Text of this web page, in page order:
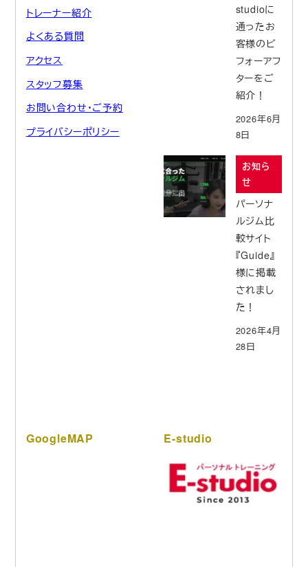
トレーナー紹介
よくある質問
アクセス
スタッフ募集
お問い合わせ・ご予約
プライバシーポリシー
studioに
通ったお
客様のビ
フォーアフ
ターをご
紹介！
2026年6月
8日
お知ら
せ
パーソナ
ルジム比
較サイト
『Guide』
様に掲載
されまし
た！
2026年4月
28日
GoogleMAP E-studio